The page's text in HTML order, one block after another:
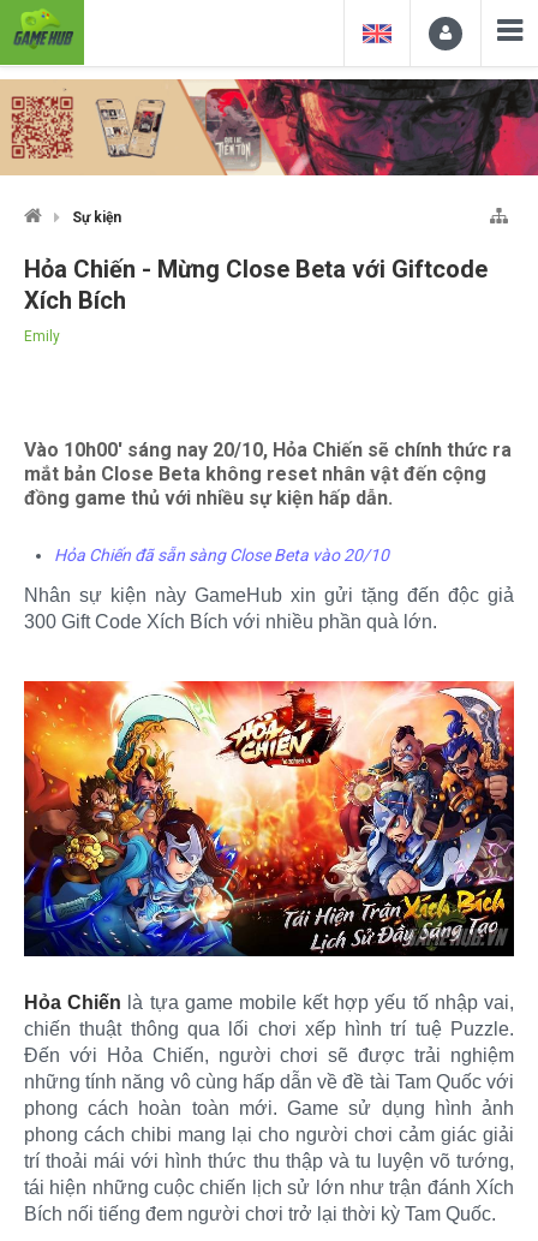
Sự kiện
Hỏa Chiến - Mừng Close Beta với Giftcode
Xích Bích
Emily
Vào 10h00' sáng nay 20/10, Hỏa Chiến sẽ chính thức ra
mắt bản Close Beta không reset nhân vật đến cộng
đồng game thủ với nhiều sự kiện hấp dẫn.
Hỏa Chiến đã sẵn sàng Close Beta vào 20/10
Nhân sự kiện này GameHub xin gửi tặng đến độc giả
300 Gift Code Xích Bích với nhiều phần quà lớn.
Hỏa Chiến là tựa game mobile kết hợp yếu tố nhập vai,
chiến thuật thông qua lối chơi xếp hình trí tuệ Puzzle.
Đến với Hỏa Chiến, người chơi sẽ được trải nghiệm
những tính năng vô cùng hấp dẫn về đề tài Tam Quốc với
phong cách hoàn toàn mới. Game sử dụng hình ảnh
phong cách chibi mang lại cho người chơi cảm giác giải
trí thoải mái với hình thức thu thập và tu luyện võ tướng,
tái hiện những cuộc chiến lịch sử lớn như trận đánh Xích
Bích nối tiếng đem người chơi trở lại thời kỳ Tam Quốc.